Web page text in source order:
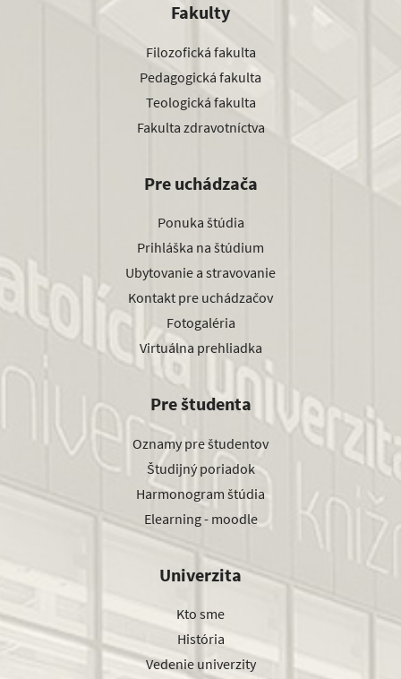
Fakulty
Filozofická fakulta
Pedagogická fakulta
Teologická fakulta
Fakulta zdravotníctva
Pre uchádzača
Ponuka štúdia
Prihláška na štúdium
Ubytovanie a stravovanie
Kontakt pre uchádzačov
Fotogaléria
Virtuálna prehliadka
Pre študenta
Oznamy pre študentov
Študijný poriadok
Harmonogram štúdia
Elearning - moodle
Univerzita
Kto sme
História
Vedenie univerzity